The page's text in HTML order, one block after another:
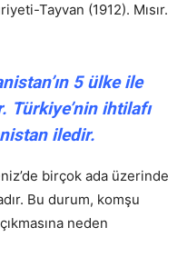
Tayvan (1912). Mısır.
5 ülke ile
Türkiye’nin ihtilafı
iledir.
birçok ada üzerinde
Bu durum, komşu
neden